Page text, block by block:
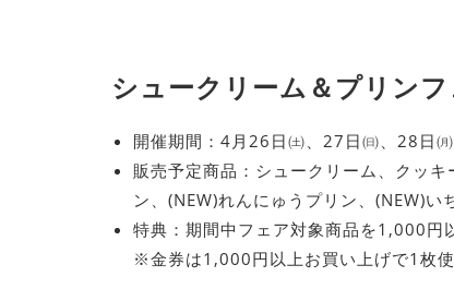
シュークリーム＆プリン
開催期間：4月26日㈯、27日㈰、28日
販売予定商品：シュークリーム、クッ
ン、(NEW)れんにゅうプリン、(NEW)い
特典：期間中フェア対象商品を1,000円
※金券は1,000円以上お買い上げで1枚